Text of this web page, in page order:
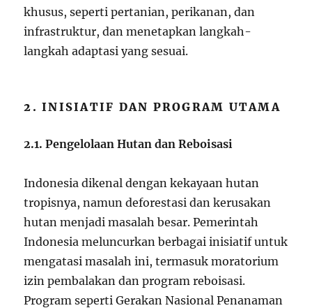
khusus, seperti pertanian, perikanan, dan
infrastruktur, dan menetapkan langkah-
langkah adaptasi yang sesuai.
2. INISIATIF DAN PROGRAM UTAMA
2.1. Pengelolaan Hutan dan Reboisasi
Indonesia dikenal dengan kekayaan hutan
tropisnya, namun deforestasi dan kerusakan
hutan menjadi masalah besar. Pemerintah
Indonesia meluncurkan berbagai inisiatif untuk
mengatasi masalah ini, termasuk moratorium
izin pembalakan dan program reboisasi.
Program seperti Gerakan Nasional Penanaman